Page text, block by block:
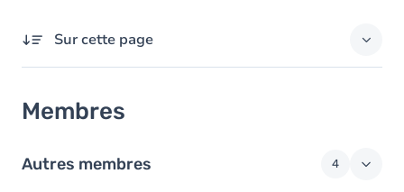
Sur cette page
Membres
Autres membres 4